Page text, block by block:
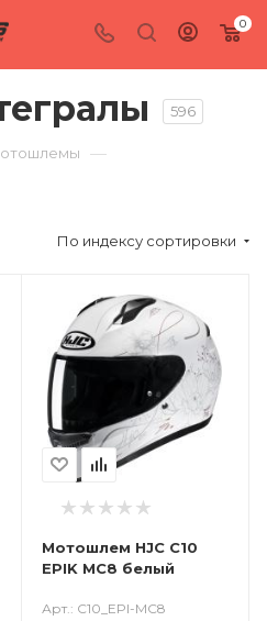
0
596
—
По индексу сортировки
Мотошлем HJC C10
EPIK MC8 белый
Арт.: C10_EPI-MC8